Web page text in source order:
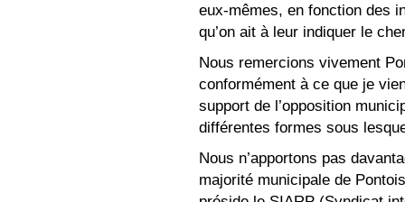
eux-mêmes, en fonction des
qu’on ait à leur indiquer le
Nous remercions vivement
conformément à ce que je
support de l’opposition
différentes formes sous
Nous n’apportons pas
majorité municipale de